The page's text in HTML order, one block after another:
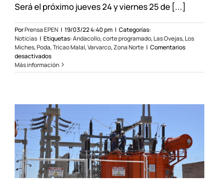
Será el próximo jueves 24 y viernes 25 de [...]
PorPrensa EPEN | 19/03/22 4:40 pm | Categorías:
Noticias | Etiquetas:Andacollo,corte programado, Las Ovejas, Los
Miches,Poda,Tricao Malal,Varvarco,Zona Norte | Comentarios
desactivadosen
Mantenimiento
eléctrico
norte
Más información